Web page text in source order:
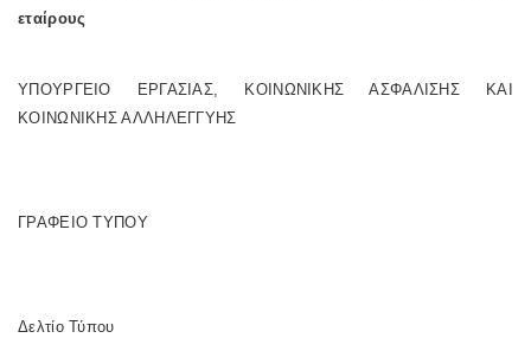
εταίρους
ΥΠΟΥΡΓΕΙΟ EΡΓΑΣΙΑΣ, ΚΟΙΝΩΝΙΚΗΣ ΑΣΦΑΛΙΣΗΣ ΚΑΙ
ΚΟΙΝΩΝΙΚΗΣ ΑΛΛΗΛΕΓΓΥΗΣ
ΓΡΑΦΕΙΟ ΤΥΠΟΥ
Δελτίο Τύπου